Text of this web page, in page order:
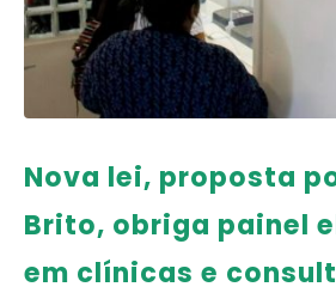
Nova lei, proposta
Brito, obriga painel
em clínicas e